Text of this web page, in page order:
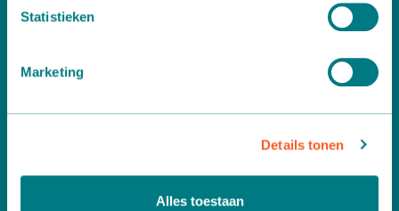
Statistieken
Marketing
Details tonen
Alles toestaan